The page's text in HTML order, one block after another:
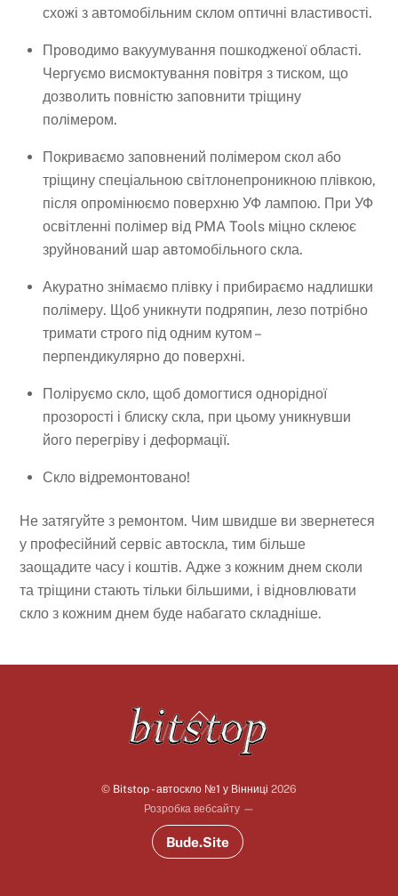
схожі з автомобільним склом оптичні властивості.
Проводимо вакуумування пошкодженої області.
Чергуємо висмоктування повітря з тиском, що
дозволить повністю заповнити тріщину
полімером.
Покриваємо заповнений полімером скол або
тріщину спеціальною світлонепроникною плівкою,
після опромінюємо поверхню УФ лампою. При УФ
освітленні полімер від PMA Tools міцно склеює
зруйнований шар автомобільного скла.
Акуратно знімаємо плівку і прибираємо надлишки
полімеру. Щоб уникнути подряпин, лезо потрібно
тримати строго під одним кутом –
перпендикулярно до поверхні.
Поліруємо скло, щоб домогтися однорідної
прозорості і блиску скла, при цьому уникнувши
його перегріву і деформації.
Скло відремонтовано!
Не затягуйте з ремонтом. Чим швидше ви звернетеся
у професійний сервіс автоскла, тим більше
заощадите часу і коштів. Адже з кожним днем сколи
та тріщини стають тільки більшими, і відновлювати
скло з кожним днем буде набагато складніше.
Back
To
© Bitstop - автоскло №1 у Вінниці 2026
Розробка вебсайту —
Bude.Site